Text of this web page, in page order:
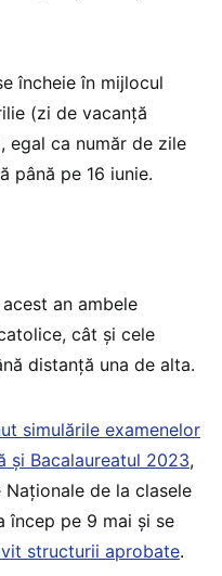
încheie în mijlocul
(zi de vacanță
egal ca număr de zile
până pe 16 iunie.
an ambele
cât și cele
distanță una de alta.
simulările examenelor
și Bacalaureatul 2023,
de la clasele
încep pe 9 mai și se
structurii aprobate.